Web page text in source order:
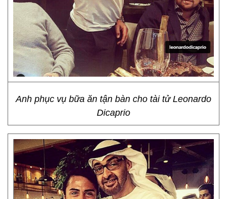
Anh phục vụ bữa ăn tận bàn cho tài tử Leonardo
Dicaprio